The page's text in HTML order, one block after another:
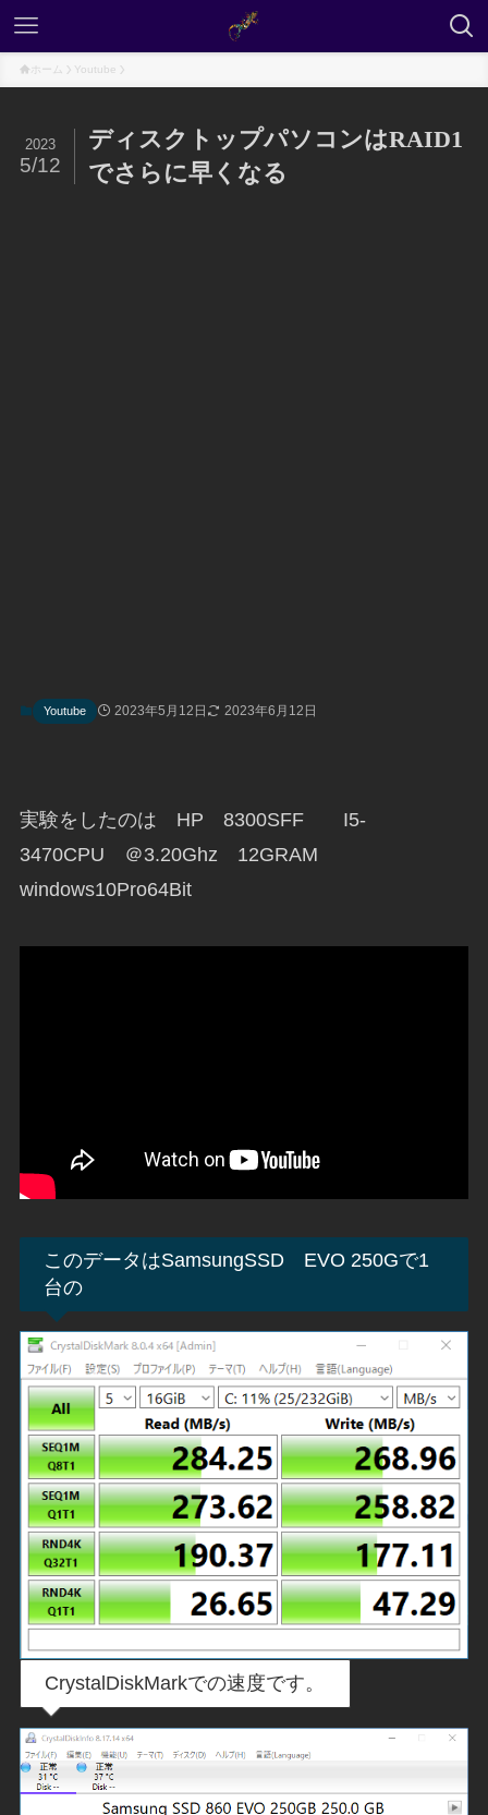
ホーム Youtube
ディスクトップパソコンはRAID1
でさらに早くなる
2023
5/12
Youtube 2023年5月12日 2023年6月12日
実験をしたのは HP 8300SFF I5-
3470CPU ＠3.20Ghz 12GRAM
windows10Pro64Bit
このデータはSamsungSSD EVO 250Gで1
台の
CrystalDiskMarkでの速度です。